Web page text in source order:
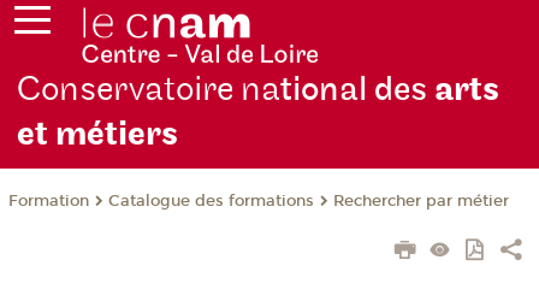
Conservatoire national des arts
et métiers
Formation Catalogue des formations Rechercher par métier